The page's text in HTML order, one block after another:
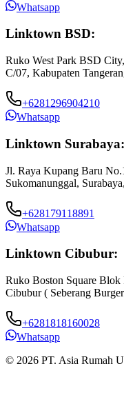
Whatsapp
Linktown BSD:
Ruko West Park BSD
C/07, Kabupaten
+6281296904210
Whatsapp
Linktown Surabaya:
Jl. Raya Kupang Baru
Sukomanunggal,
+628179118891
Whatsapp
Linktown Cibubur:
Ruko Boston Square
Cibubur ( Seberang
+6281818160028
Whatsapp
© 2026 PT. Asia Rumah